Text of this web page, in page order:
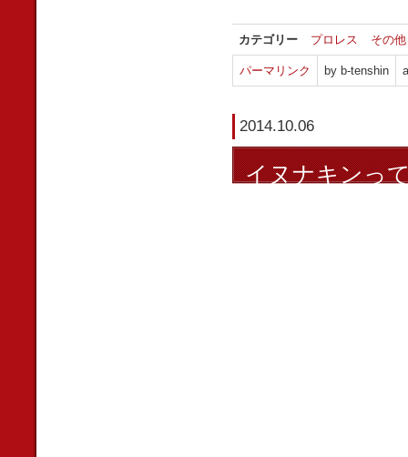
カテゴリー プロレス その他
パーマリンク by b-tenshin
2014.10.06
イヌナキンっ